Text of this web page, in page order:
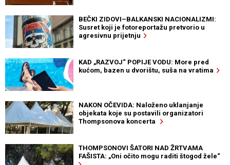
BEČKI ZIDOVI–BALKANSKI NACIONALIZMI:
Susret koji je fotoreportažu pretvorio u
agresivnu prijetnju
KAD „RAZVOJ“ POPIJE VODU: More pred
kućom, bazen u dvorištu, suša na vratima
NAKON OČEVIDA: Naloženo uklanjanje
objekata koje su postavili organizatori
Thompsonova koncerta
THOMPSONOVI ŠATORI NAD ŽRTVAMA
FAŠISTA: „Oni očito mogu raditi štogod žele“